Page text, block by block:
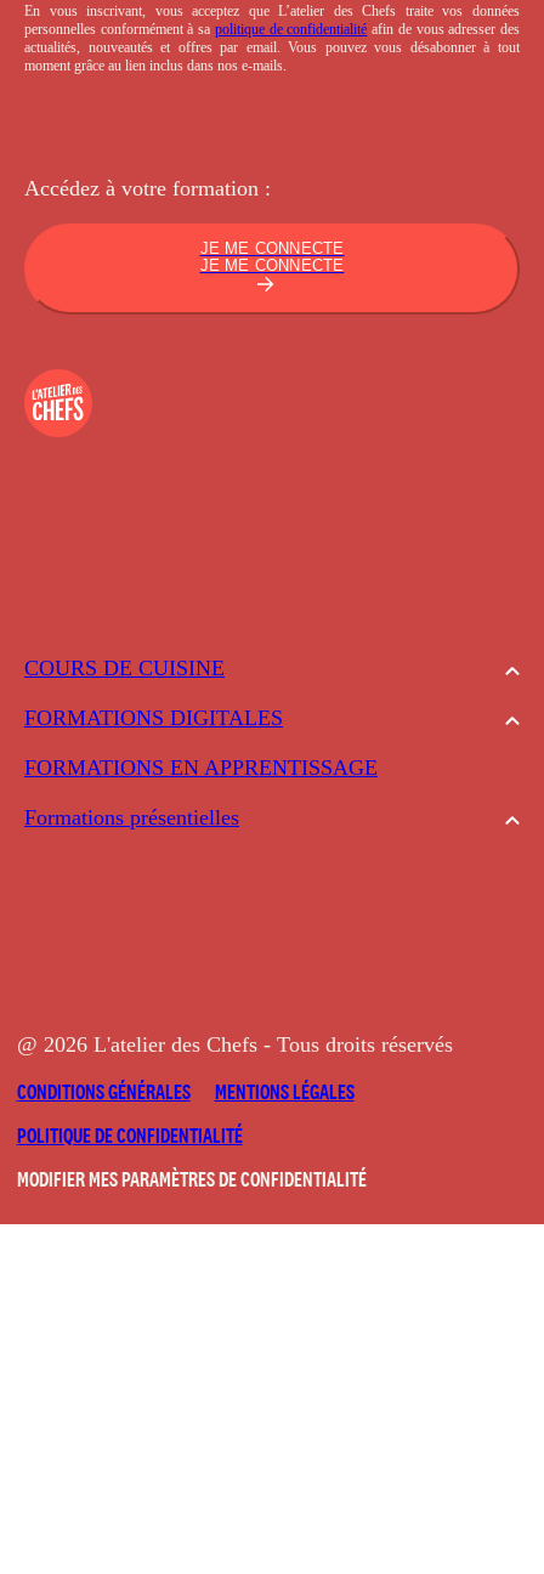
COURS DE CUISINE
FORMATIONS DIGITALES
FORMATIONS EN APPRENTISSAGE
Formations présentielles
En vous inscrivant, vous acceptez que L’atelier des Chefs traite vos données
personnelles conformément à sa politique de confidentialité afin de vous adresser des
actualités, nouveautés et offres par email. Vous pouvez vous désabonner à tout
moment grâce au lien inclus dans nos e-mails.
Accédez à votre formation :
JE ME CONNECTE
JE ME CONNECTE
@ 2026 L'atelier des Chefs - Tous droits réservés
CONDITIONS GÉNÉRALES
MENTIONS LÉGALES
POLITIQUE DE CONFIDENTIALITÉ
MODIFIER MES PARAMÈTRES DE CONFIDENTIALITÉ